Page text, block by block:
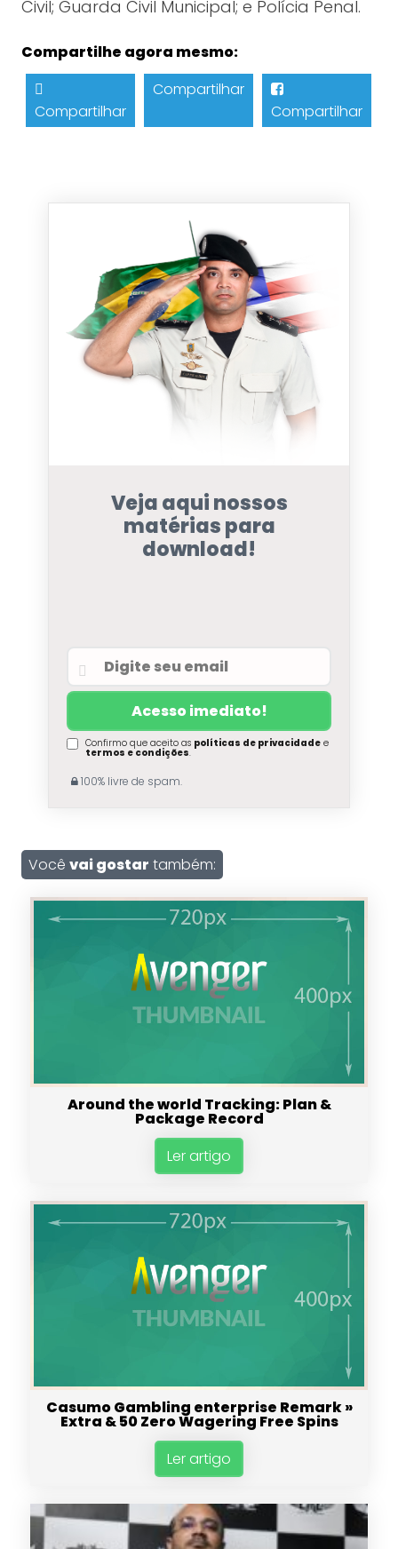
Civil; Guarda Civil Municipal; e Polícia Penal.
Compartilhe agora mesmo:
Compartilhar
Compartilhar
Compartilhar
Veja aqui nossos
matérias para
download!
Confirmo que aceito as políticas de privacidadee
termos e condições.
100% livre de spam.
Você vai gostar também:
Around the world Tracking: Plan &
Package Record
Ler artigo
Casumo Gambling enterprise Remark »
Extra & 50 Zero Wagering Free Spins
Ler artigo